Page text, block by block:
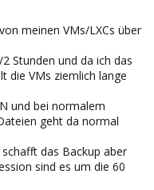
meinen VMs/LXCs über
Stunden und da ich das
die VMs ziemlich lange
und bei normalem
geht da normal
das Backup aber
sind es um die 60